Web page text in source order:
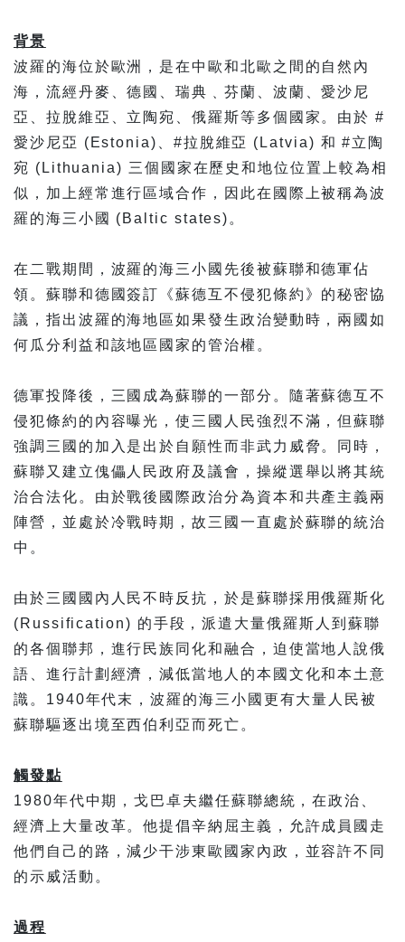
背景
波羅的海位於歐洲，是在中歐和北歐之間的自然內
海，流經丹麥、德國、瑞典﹑芬蘭、波蘭、愛沙尼
亞、拉脫維亞、立陶宛、俄羅斯等多個國家。由於 #
愛沙尼亞 (Estonia)、#拉脫維亞 (Latvia) 和 #立陶
宛 (Lithuania) 三個國家在歷史和地位位置上較為相
似，加上經常進行區域合作，因此在國際上被稱為波
羅的海三小國 (Baltic states)。
在二戰期間，波羅的海三小國先後被蘇聯和德軍佔
領。蘇聯和德國簽訂《蘇德互不侵犯條約》的秘密協
議，指出波羅的海地區如果發生政治變動時，兩國如
何瓜分利益和該地區國家的管治權。
德軍投降後，三國成為蘇聯的一部分。隨著蘇德互不
侵犯條約的內容曝光，使三國人民強烈不滿，但蘇聯
強調三國的加入是出於自願性而非武力威脅。同時，
蘇聯又建立傀儡人民政府及議會，操縱選舉以將其統
治合法化。由於戰後國際政治分為資本和共產主義兩
陣營，並處於冷戰時期，故三國一直處於蘇聯的統治
中。
由於三國國內人民不時反抗，於是蘇聯採用俄羅斯化
(Russification) 的手段，派遣大量俄羅斯人到蘇聯
的各個聯邦，進行民族同化和融合，迫使當地人說俄
語、進行計劃經濟，減低當地人的本國文化和本土意
識。1940年代末，波羅的海三小國更有大量人民被
蘇聯驅逐出境至西伯利亞而死亡。
觸發點
1980年代中期，戈巴卓夫繼任蘇聯總統，在政治、
經濟上大量改革。他提倡辛納屈主義，允許成員國走
他們自己的路，減少干涉東歐國家內政，並容許不同
的示威活動。
過程